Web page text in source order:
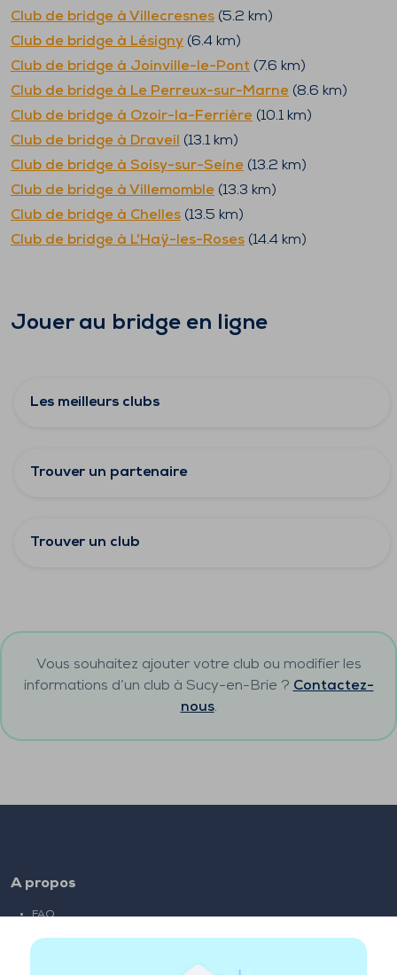
Club de bridge à Villecresnes (5.2 km)
Club de bridge à Lésigny (6.4 km)
Club de bridge à Joinville-le-Pont (7.6 km)
Club de bridge à Le Perreux-sur-Marne (8.6 km)
Club de bridge à Ozoir-la-Ferrière (10.1 km)
Club de bridge à Draveil (13.1 km)
Club de bridge à Soisy-sur-Seine (13.2 km)
Club de bridge à Villemomble (13.3 km)
Club de bridge à Chelles (13.5 km)
Club de bridge à L'Haÿ-les-Roses (14.4 km)
Jouer au bridge en ligne
Les meilleurs clubs
Trouver un partenaire
Trouver un club
Vous souhaitez ajouter votre club ou modifier les
informations d’un club à Sucy-en-Brie ? Contactez-
nous.
A propos
FAQ
Liens partenaires